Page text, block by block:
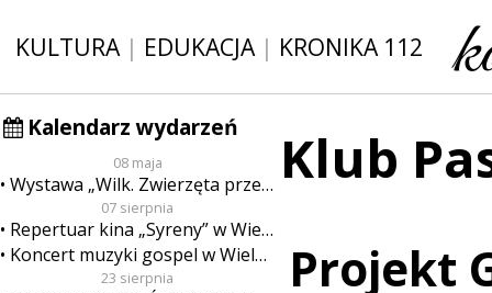
KULTURA| EDUKACJA| KRONIKA 112
Kalendarz wydarzeń
08 maja
Wystawa „Wilk. Zwierzęta przeklęte”
07 sierpnia
Repertuar kina „Syreny” w Wieluniu w dn. od 7 do 13 sierpnia
Koncert muzyki gospel w Wieluniu
23 sierpnia
Klub
Projekt